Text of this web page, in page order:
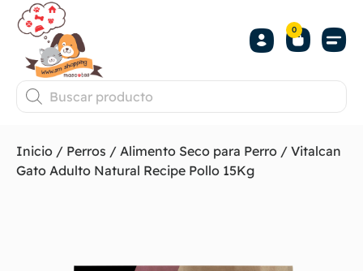
0
Inicio / Perros / Alimento Seco para Perro / Vitalcan
Gato Adulto Natural Recipe Pollo 15Kg